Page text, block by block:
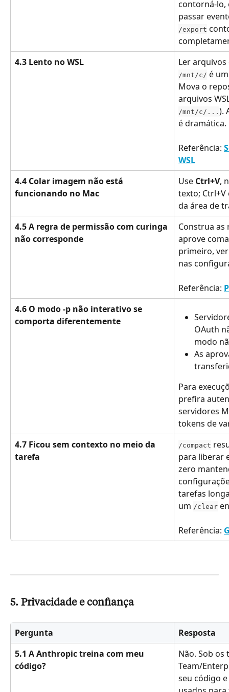
contorná-
passar
/export
4.3 Lento no WSL
Ler
/mnt/c/ é
Mova o
arquivos
/mnt/c/... ).
é dramática.
Referência:
WSL
4.4 Colar imagem não está
funcionando no Mac
Use Ctrl+V,
texto;
da área de
4.5 A regra de permissão com curinga
não corresponde
Construa
aprove
primeiro,
nas
Referência:
4.6 O modo -p não interativo se
comporta diferentemente
OAuth
modo
As
Para
prefira
servidores
tokens de
4.7 Ficou sem contexto no meio da
tarefa
/compact
para liberar
zero
tarefas
um /clear
Referência:
5. Privacidade e confiança
Pergunta
Resposta
5.1 A Anthropic treina com meu
código?
Não. Sob
Team/
seu código